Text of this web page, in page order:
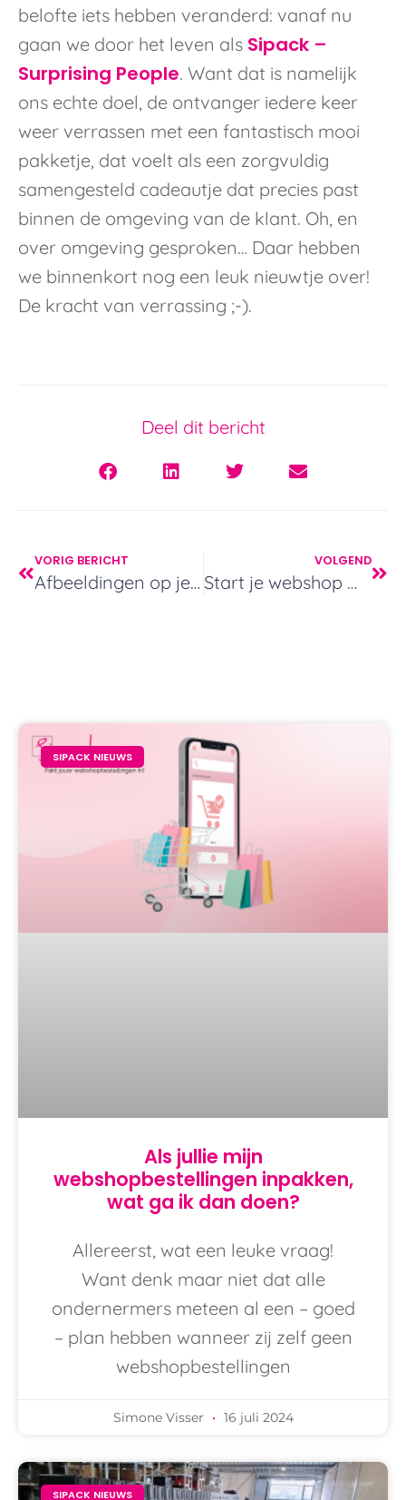
belofte iets hebben veranderd: vanaf nu
gaan we door het leven als Sipack –
Surprising People. Want dat is namelijk
ons echte doel, de ontvanger iedere keer
weer verrassen met een fantastisch mooi
pakketje, dat voelt als een zorgvuldig
samengesteld cadeautje dat precies past
binnen de omgeving van de klant. Oh, en
over omgeving gesproken… Daar hebben
we binnenkort nog een leuk nieuwtje over!
De kracht van verrassing ;-).
Deel dit bericht
VORIG BERICHT
Afbeeldingen op je webshop? – Sipack voor exclusieve webshops
VOLGEND
Start je webshop met Sipack – pakketjes verzenden!
SIPACK NIEUWS
Als jullie mijn
webshopbestellingen inpakken,
wat ga ik dan doen?
Allereerst, wat een leuke vraag!
Want denk maar niet dat alle
ondernermers meteen al een – goed
– plan hebben wanneer zij zelf geen
webshopbestellingen
Simone Visser 16 juli 2024
SIPACK NIEUWS